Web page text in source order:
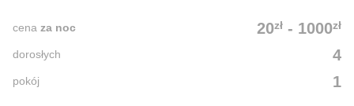
20zł - 1000zł
cena za noc
4
dorosłych
1
pokój